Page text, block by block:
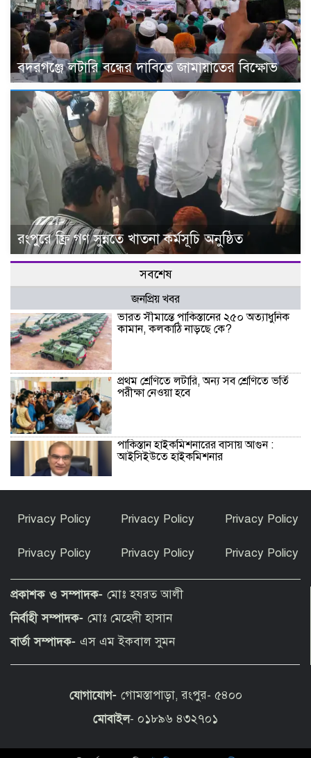
বদরগঞ্জে লটারি বন্ধের দাবিতে জামায়াতের বিক্ষোভ
রংপুরে ফ্রি গণ সুন্নতে খাতনা কর্মসূচি অনুষ্ঠিত
সবশেষ
জনপ্রিয় খবর
ভারত সীমান্তে পাকিস্তানের ২৫০ অত্যাধুনিক
কামান, কলকাঠি নাড়ছে কে?
প্রথম শ্রেণিতে লটারি, অন্য সব শ্রেণিতে ভর্তি
পরীক্ষা নেওয়া হবে
পাকিস্তান হাইকমিশনারের বাসায় আগুন :
আইসিইউতে হাইকমিশনার
রাঙালেন গোলাপি রঙে
কেন ইসলাম ধর্ম গ্রহণ করলেন ভারতীয় এই
অভিনেত্রী?
পীরগাছায় বাংলাদেশ বুলেটিনের ৯ম বর্ষপূর্তি
উদযাপন
Privacy Policy Privacy Policy Privacy Policy
Privacy Policy Privacy Policy Privacy Policy
প্রকাশক ও সম্পাদক- মোঃ হযরত আলী
নির্বাহী সম্পাদক- মোঃ মেহেদী হাসান
বার্তা সম্পাদক- এস এম ইকবাল সুমন
যোগাযোগ- গোমস্তাপাড়া, রংপুর- ৫৪০০
মোবাইল- ০১৮৯৬ ৪৩২৭০১